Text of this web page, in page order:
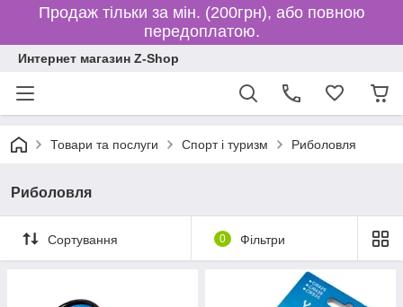
Продаж тільки за мін. (200грн), або повною
передоплатою.
Интернет магазин Z-Shop
Товари та послуги Спорт і туризм Риболовля
Риболовля
Сортування 0 Фільтри